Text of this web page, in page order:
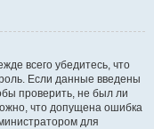
всего убедитесь, что
Если данные введены
проверить, не был ли
что допущена ошибка
для